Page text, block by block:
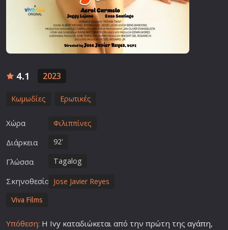
4.1 2023
Κωμωδίες Ερωτικές
Χώρα Φιλιππίνες
Διάρκεια 92'
Γλώσσα Tagalog
Σκηνοθεσία Jose Javier Reyes
Viva Films
Υπόθεση: Η Ivy καταδιώκεται από την πρώτη της αγάπη,